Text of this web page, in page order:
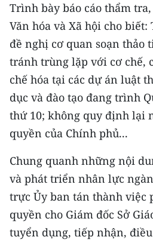
한국어
Trình bày báo cáo thẩm
Văn hóa và Xã hội cho
đề nghị cơ quan soạn thảo
tránh trùng lặp với cơ chế,
chế hóa tại các dự án luật
dục và đào tạo đang trình
thứ 10; không quy định lại
quyền của Chính phủ...
Chung quanh những nội
và phát triển nhân lực
trực Ủy ban tán thành việc
quyền cho Giám đốc Sở
tuyển dụng, tiếp nhận,